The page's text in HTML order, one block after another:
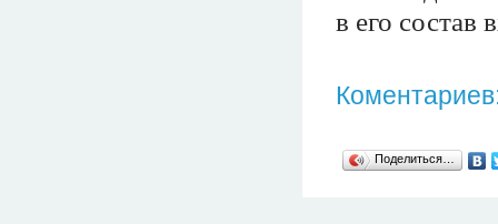
в его состав
Поделиться…